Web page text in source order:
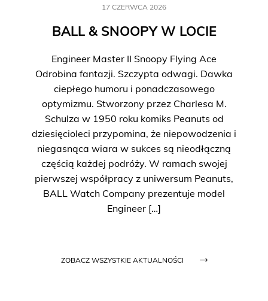
17 CZERWCA 2026
BALL & SNOOPY W LOCIE
Engineer Master II Snoopy Flying Ace
Odrobina fantazji. Szczypta odwagi. Dawka
ciepłego humoru i ponadczasowego
optymizmu. Stworzony przez Charlesa M.
Schulza w 1950 roku komiks Peanuts od
dziesięcioleci przypomina, że niepowodzenia i
niegasnąca wiara w sukces są nieodłączną
częścią każdej podróży. W ramach swojej
pierwszej współpracy z uniwersum Peanuts,
BALL Watch Company prezentuje model
Engineer […]
ZOBACZ WSZYSTKIE AKTUALNOŚCI